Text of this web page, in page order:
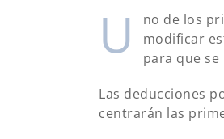
U
no de los
modificar
para que
Las deducciones
centrarán las